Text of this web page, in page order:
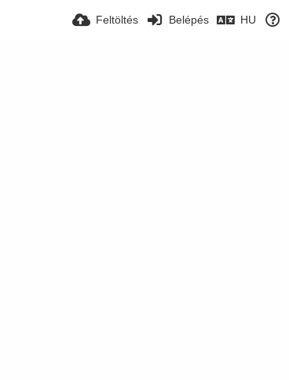
Feltöltés Belépés HU